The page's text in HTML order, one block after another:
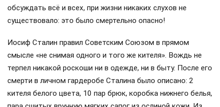
обсуждать всё и всех, при жизни никаких слухов не
существовало: это было смертельно опасно!
Иосиф Сталин правил Советским Союзом в прямом
смысле «не снимая одного и того же кителя». Вождь не
терпел никакой роскоши ни в одежде, ни в быту. После его
смерти в личном гардеробе Сталина было описано: 2
кителя белого цвета, 10 пар брюк, коробка нижнего белья,